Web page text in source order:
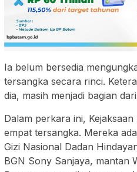
Ia belum bersedia
tersangka secara rinci.
dia, masih menjadi bagian
Dalam perkara ini,
empat tersangka. Mereka
Gizi Nasional Dadan
BGN Sony Sanjaya, mantan